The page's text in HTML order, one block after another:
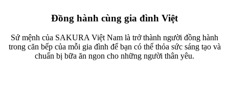
Đồng hành cùng gia đình Việt
Sứ mệnh của SAKURA Việt Nam là trở thành người đồng hành
trong căn bếp của mỗi gia đình để bạn có thể thỏa sức sáng tạo và
chuẩn bị bữa ăn ngon cho những người thân yêu.